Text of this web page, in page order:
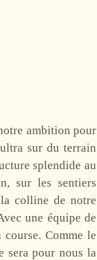
ambition pour
sur du terrain
splendide au
sur les sentiers
colline de notre
une équipe de
Comme le
sera pour nous la